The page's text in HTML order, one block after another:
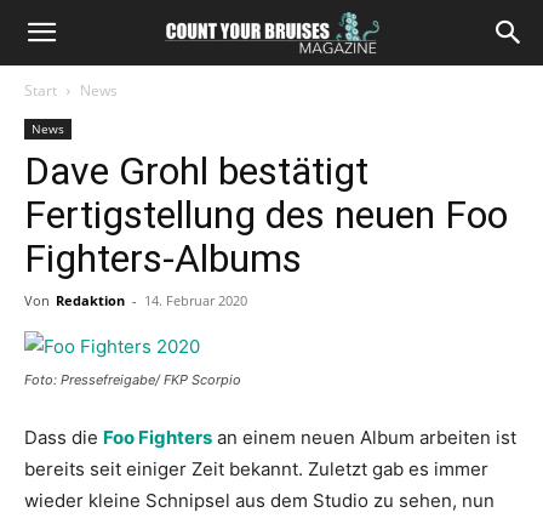
Start News
News
Dave Grohl bestätigt
Fertigstellung des neuen Foo
Fighters-Albums
Von Redaktion - 14. Februar 2020
Foto: Pressefreigabe/ FKP Scorpio
Dass die Foo Fighters an einem neuen Album arbeiten ist
bereits seit einiger Zeit bekannt. Zuletzt gab es immer
wieder kleine Schnipsel aus dem Studio zu sehen, nun